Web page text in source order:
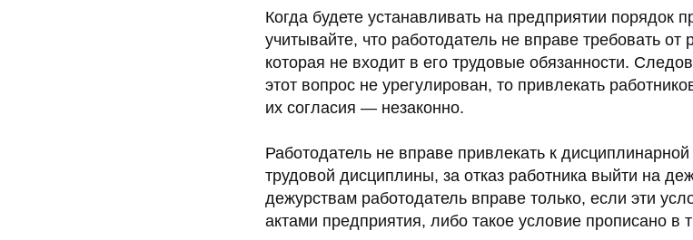
Когда будете устанавливать на предприятии порядок
учитывайте, что работодатель не вправе требовать от
которая не входит в его трудовые обязанности.
этот вопрос не урегулирован, то привлекать
их согласия — незаконно.
Работодатель не вправе привлекать к
трудовой дисциплины, за отказ работника выйти на
дежурствам работодатель вправе только, если эти
актами предприятия, либо такое условие прописано в